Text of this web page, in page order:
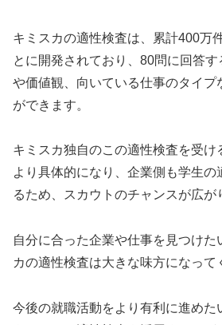
キミスカの適性検査は、累計400万
とに開発されており、80問に回答
や価値観、向いている仕事のタイプ
ができます。
キミスカ独自のこの適性検査を受け
より具体的になり、企業側も学生の
るため、スカウトのチャンスが広が
自分に合った企業や仕事を見つけた
カの適性検査は大きな味方になって
今後の就職活動をより有利に進めた